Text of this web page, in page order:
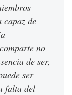
capaz de
no
de ser,
ser
falta del